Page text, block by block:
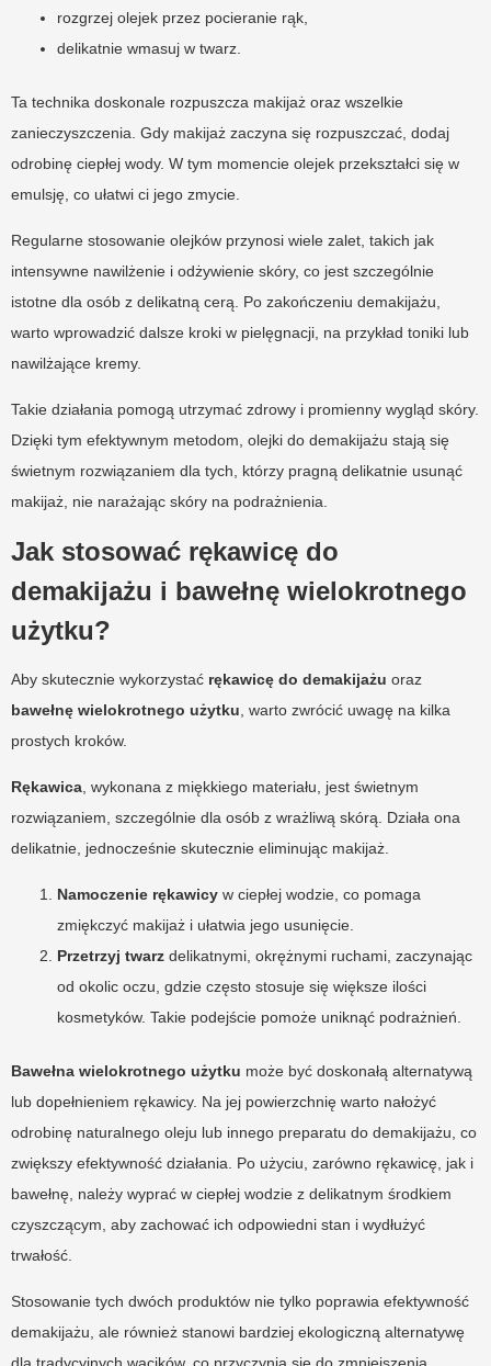
rozgrzej olejek przez pocieranie rąk,
delikatnie wmasuj w twarz.
Ta technika doskonale rozpuszcza makijaż oraz wszelkie
zanieczyszczenia. Gdy makijaż zaczyna się rozpuszczać, dodaj
odrobinę ciepłej wody. W tym momencie olejek przekształci się w
emulsję, co ułatwi ci jego zmycie.
Regularne stosowanie olejków przynosi wiele zalet, takich jak
intensywne nawilżenie i odżywienie skóry, co jest szczególnie
istotne dla osób z delikatną cerą. Po zakończeniu demakijażu,
warto wprowadzić dalsze kroki w pielęgnacji, na przykład toniki lub
nawilżające kremy.
Takie działania pomogą utrzymać zdrowy i promienny wygląd skóry.
Dzięki tym efektywnym metodom, olejki do demakijażu stają się
świetnym rozwiązaniem dla tych, którzy pragną delikatnie usunąć
makijaż, nie narażając skóry na podrażnienia.
Jak stosować rękawicę do
demakijażu i bawełnę wielokrotnego
użytku?
Aby skutecznie wykorzystać rękawicę do demakijażu oraz
bawełnę wielokrotnego użytku , warto zwrócić uwagę na kilka
prostych kroków.
Rękawica , wykonana z miękkiego materiału, jest świetnym
rozwiązaniem, szczególnie dla osób z wrażliwą skórą. Działa ona
delikatnie, jednocześnie skutecznie eliminując makijaż.
Namoczenie rękawicy w ciepłej wodzie, co pomaga
zmiękczyć makijaż i ułatwia jego usunięcie.
Przetrzyj twarz delikatnymi, okrężnymi ruchami, zaczynając
od okolic oczu, gdzie często stosuje się większe ilości
kosmetyków. Takie podejście pomoże uniknąć podrażnień.
Bawełna wielokrotnego użytku może być doskonałą alternatywą
lub dopełnieniem rękawicy. Na jej powierzchnię warto nałożyć
odrobinę naturalnego oleju lub innego preparatu do demakijażu, co
zwiększy efektywność działania. Po użyciu, zarówno rękawicę, jak i
bawełnę, należy wyprać w ciepłej wodzie z delikatnym środkiem
czyszczącym, aby zachować ich odpowiedni stan i wydłużyć
trwałość.
Stosowanie tych dwóch produktów nie tylko poprawia efektywność
demakijażu, ale również stanowi bardziej ekologiczną alternatywę
dla tradycyjnych wacików, co przyczynia się do zmniejszenia